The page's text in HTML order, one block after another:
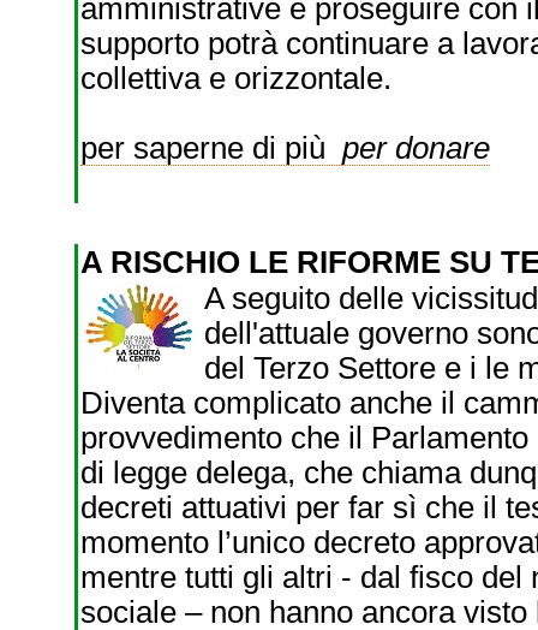
amministrative e proseguire con
supporto potrà continuare a
collettiva e orizzontale.
per saperne di più per donare
A RISCHIO LE RIFORME SU
A seguito delle
dell'attuale governo
del Terzo Settore e i le
Diventa complicato anche il
provvedimento che il
di legge delega, che chiama
decreti attuativi per far sì che il
momento l’unico decreto
mentre tutti gli altri - dal fisco del
sociale – non hanno ancora visto